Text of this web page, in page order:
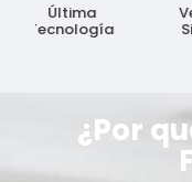
Última
Tecnología
¿Por